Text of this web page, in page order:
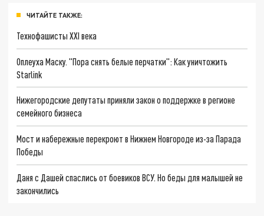
ЧИТАЙТЕ ТАКЖЕ:
Технофашисты XXI века
Оплеуха Маску. "Пора снять белые перчатки": Как уничтожить
Starlink
Нижегородские депутаты приняли закон о поддержке в регионе
семейного бизнеса
Мост и набережные перекроют в Нижнем Новгороде из-за Парада
Победы
Даня с Дашей спаслись от боевиков ВСУ. Но беды для малышей не
закончились